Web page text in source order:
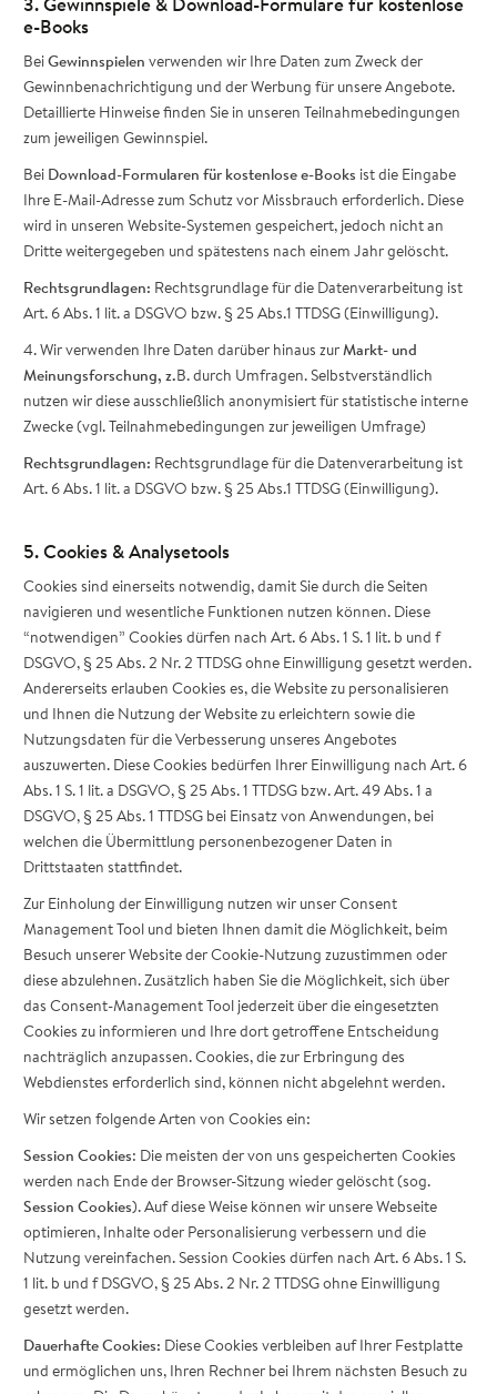
e-Books
BeiGewinnspielen verwenden wir Ihre Daten zum Zweck der
Gewinnbenachrichtigung und der Werbung für unsere Angebote.
Detaillierte Hinweise finden Sie in unseren Teilnahmebedingungen
zum jeweiligen Gewinnspiel.
Bei Download-Formularen für kostenlose e-Books ist die Eingabe
Ihre E-Mail-Adresse zum Schutz vor Missbrauch erforderlich. Diese
wird in unseren Website-Systemen gespeichert, jedoch nicht an
Dritte weitergegeben und spätestens nach einem Jahr gelöscht.
Rechtsgrundlagen: Rechtsgrundlage für die Datenverarbeitung ist
Art. 6 Abs. 1 lit. a DSGVO bzw. § 25 Abs.1 TTDSG (Einwilligung).
4. Wir verwenden Ihre Daten darüber hinaus zurMarkt- und
Meinungsforschung, z.B. durch Umfragen. Selbstverständlich
nutzen wir diese ausschließlich anonymisiert für statistische interne
Zwecke (vgl. Teilnahmebedingungen zur jeweiligen Umfrage)
Rechtsgrundlagen: Rechtsgrundlage für die Datenverarbeitung ist
Art. 6 Abs. 1 lit. a DSGVO bzw. § 25 Abs.1 TTDSG (Einwilligung).
5. Cookies & Analysetools
Cookies sind einerseits notwendig, damit Sie durch die Seiten
navigieren und wesentliche Funktionen nutzen können. Diese
“notwendigen” Cookies dürfen nach Art. 6 Abs. 1 S. 1 lit. b und f
DSGVO, § 25 Abs. 2 Nr. 2 TTDSG ohne Einwilligung gesetzt werden.
Andererseits erlauben Cookies es, die Website zu personalisieren
und Ihnen die Nutzung der Website zu erleichtern sowie die
Nutzungsdaten für die Verbesserung unseres Angebotes
auszuwerten. Diese Cookies bedürfen Ihrer Einwilligung nach Art. 6
Abs. 1 S. 1 lit. a DSGVO, § 25 Abs. 1 TTDSG bzw. Art. 49 Abs. 1 a
DSGVO, § 25 Abs. 1 TTDSG bei Einsatz von Anwendungen, bei
welchen die Übermittlung personenbezogener Daten in
Drittstaaten stattfindet.
Zur Einholung der Einwilligung nutzen wir unser Consent
Management Tool und bieten Ihnen damit die Möglichkeit, beim
Besuch unserer Website der Cookie-Nutzung zuzustimmen oder
diese abzulehnen. Zusätzlich haben Sie die Möglichkeit, sich über
das Consent-Management Tool jederzeit über die eingesetzten
Cookies zu informieren und Ihre dort getroffene Entscheidung
nachträglich anzupassen. Cookies, die zur Erbringung des
Webdienstes erforderlich sind, können nicht abgelehnt werden.
Wir setzen folgende Arten von Cookies ein:
Session Cookies: Die meisten der von uns gespeicherten Cookies
werden nach Ende der Browser-Sitzung wieder gelöscht (sog.
Session Cookies). Auf diese Weise können wir unsere Webseite
optimieren, Inhalte oder Personalisierung verbessern und die
Nutzung vereinfachen. Session Cookies dürfen nach Art. 6 Abs. 1 S.
1 lit. b und f DSGVO, § 25 Abs. 2 Nr. 2 TTDSG ohne Einwilligung
gesetzt werden.
Dauerhafte Cookies: Diese Cookies verbleiben auf Ihrer Festplatte
und ermöglichen uns, Ihren Rechner bei Ihrem nächsten Besuch zu